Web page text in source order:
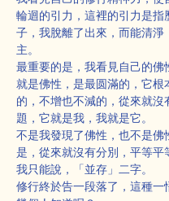
輪迴的引力，這裡的引力是指
子，我脫離了出來，而能清淨
主。
最重要的是，我看見自己的佛
就是佛性，是最圆滿的，它根
的，不增也不減的，從來就沒
題，它就是我，我就是它。
不是我發現了佛性，也不是佛
是，從來就沒有分別，平等平
我只能說，「並存」二字。
修行終於告一段落了，這種一